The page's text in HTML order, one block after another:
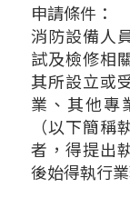
申請條件：
消防設備人
試及檢修相
其所設立或
業、其他專
（以下簡
者，得提出
後始得執行業